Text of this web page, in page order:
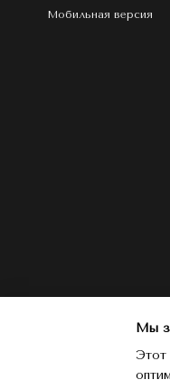
Мобильная версия
Мы
Этот